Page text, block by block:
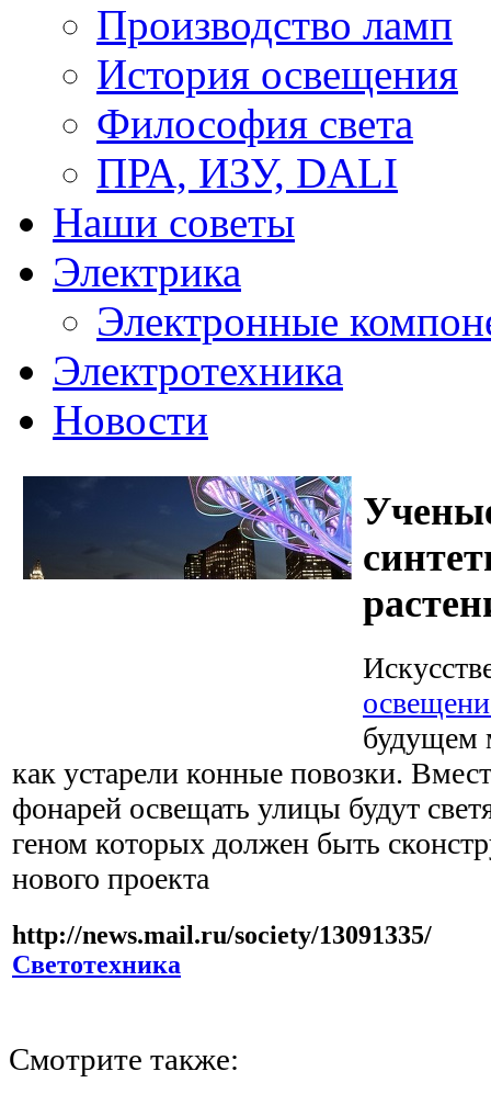
Производство ламп
История освещения
Философия света
ПРА, ИЗУ, DALI
Наши советы
Электрика
Электронные
Электротехника
Новости
будущем
как устарели конные повозки.
фонарей освещать улицы будут
геном которых должен быть
нового проекта
http://news.mail.ru/society/13091335/
Светотехника
Смотрите также: